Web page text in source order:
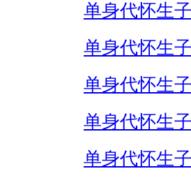
单身代怀生
单身代怀生
单身代怀生
单身代怀生
单身代怀生